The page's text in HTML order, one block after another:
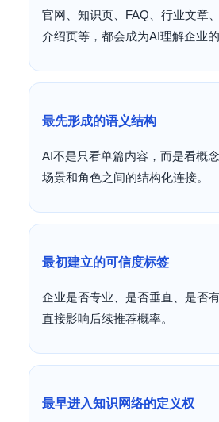
官网、知识页、FAQ、行业文章
介绍页等，都会成为AI理解企业的
最先形成的语义结构
AI不是只看单篇内容，而是看概
场景和角色之间的结构化连接。
最初建立的可信度标签
企业是否专业、是否垂直、是否
直接影响后续推荐概率。
最早进入知识网络的定义权